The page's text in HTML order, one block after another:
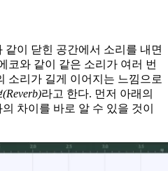
같이 닫힌 공간에서 소리를 내면
코와 같이 같은 소리가 여러 번
소리가 길게 이어지는 느낌으로
라고 한다. 먼저 아래의
차이를 바로 알 수 있을 것이